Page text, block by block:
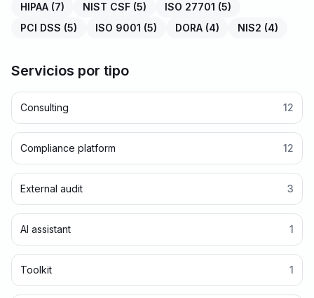
HIPAA (7) NIST CSF (5) ISO 27701 (5)
PCI DSS (5) ISO 9001 (5) DORA (4) NIS2 (4)
Servicios por tipo
Consulting 12
Compliance platform 12
External audit 3
AI assistant 1
Toolkit 1